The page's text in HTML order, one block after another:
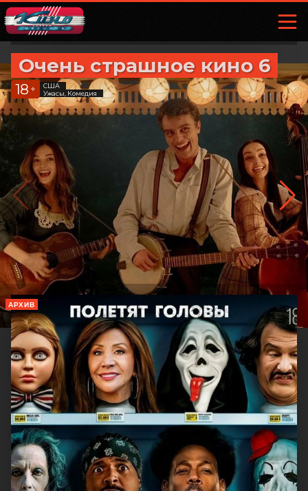
Очень страшное кино 6
18 +
США
Ужасы, Комедия
АРХИВ